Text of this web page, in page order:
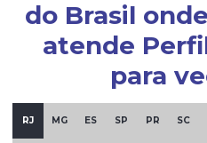
Mangueira de silicone fabricante
Mangueira de silicone transparente
Moldagem de borracha
Moldagem por injeção de
do Brasil
atende
para
RJ MG ES SP PR SC